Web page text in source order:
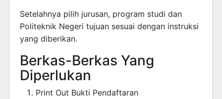
Setelahnya pilih jurusan, program studi dan
Politeknik Negeri tujuan sesuai dengan instruksi
yang diberikan.
Berkas-Berkas Yang
Diperlukan
Print Out Bukti Pendaftaran